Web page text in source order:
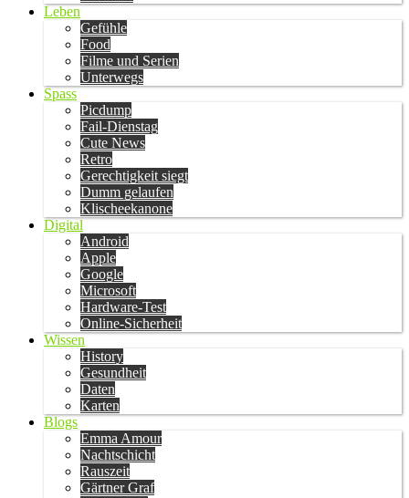
Leben
Gefühle
Food
Filme und Serien
Unterwegs
Spass
Picdump
Fail-Dienstag
Cute News
Retro
Gerechtigkeit siegt
Dumm gelaufen
Klischeekanone
Digital
Android
Apple
Google
Microsoft
Hardware-Test
Online-Sicherheit
Wissen
History
Gesundheit
Daten
Karten
Blogs
Emma Amour
Nachtschicht
Rauszeit
Gärtner Graf